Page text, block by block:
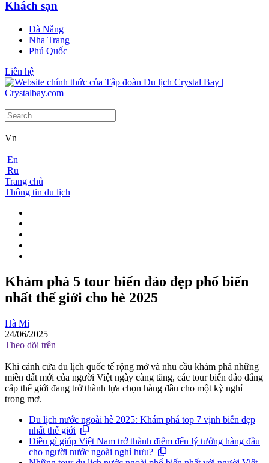
Khách sạn
Đà Nẵng
Nha Trang
Phú Quốc
Liên hệ
Vn
En
Ru
Trang chủ
Thông tin du lịch
Khám phá 5 tour biển đảo đẹp phổ biến
nhất thế giới cho hè 2025
Hà Mi
24/06/2025
Theo dõi trên
Khi cánh cửa du lịch quốc tế rộng mở và nhu cầu khám phá những
miền đất mới của người Việt ngày càng tăng, các tour biển đảo đẳng
cấp thế giới đang trở thành lựa chọn hàng đầu cho một kỳ nghỉ
trong mơ.
Du lịch nước ngoài hè 2025: Khám phá top 7 vịnh biển đẹp
nhất thế giới
Điều gì giúp Việt Nam trở thành điểm đến lý tưởng hàng đầu
cho người nước ngoài nghỉ hưu?